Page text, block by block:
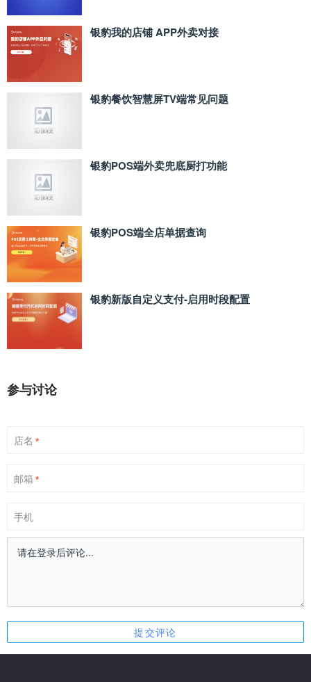
银豹我的店铺 APP外卖对接
银豹餐饮智慧屏TV端常见问题
银豹POS端外卖兜底厨打功能
银豹POS端全店单据查询
银豹新版自定义支付‑启用时段配置
参与讨论
店名 *
邮箱 *
手机